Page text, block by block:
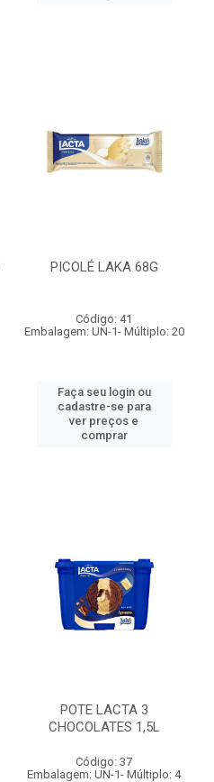
PICOLÉ LAKA 68G
Código: 41
Embalagem: UN-1- Múltiplo: 20
Faça seu login ou
cadastre-se para
ver preços e
comprar
POTE LACTA 3
CHOCOLATES 1,5L
Código: 37
Embalagem: UN-1- Múltiplo: 4